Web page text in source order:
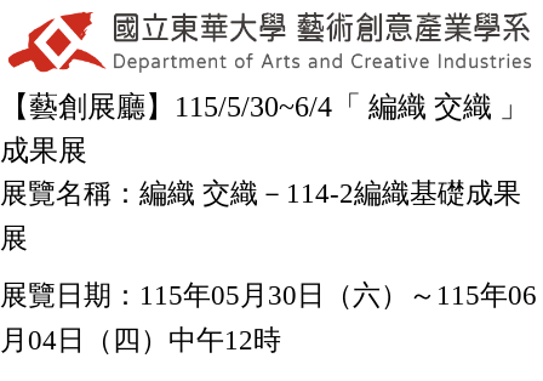
【藝創展廳】115/5/30~6/4「 編織 交織 」
成果展
展覽名稱：編織 交織－114-2編織基礎成果
展
展覽日期：115年05月30日（六）～115年06
月04日（四）中午12時